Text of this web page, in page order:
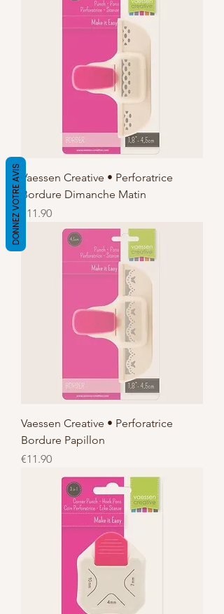
Vaessen Creative • Perforatrice
Bordure Dimanche Matin
価格
€11.90
Vaessen Creative • Perforatrice
Bordure Papillon
価格
€11.90
DONNEZ VOTRE AVIS